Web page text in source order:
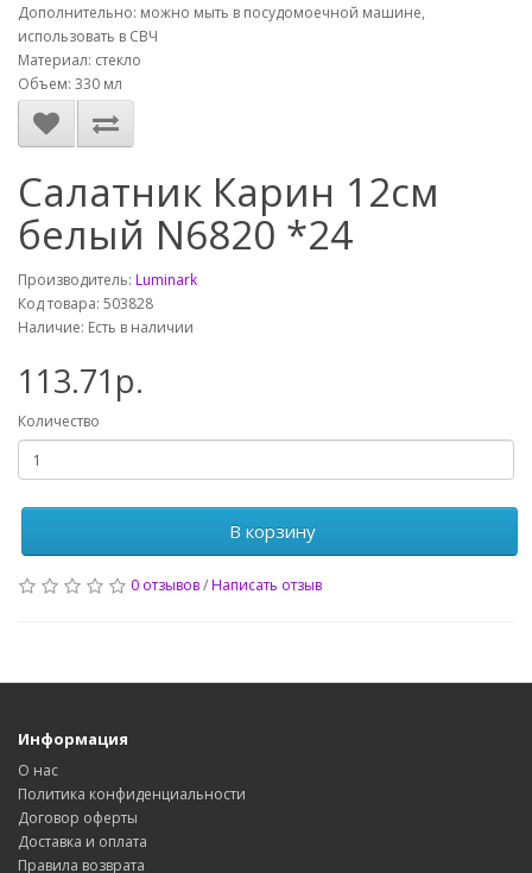
Дополнительно: можно мыть в посудомоечной машине,
использовать в СВЧ
Материал: стекло
Объем: 330 мл
Салатник Карин 12см
белый N6820 *24
Производитель: Luminark
Код товара: 503828
Наличие: Есть в наличии
113.71р.
Количество
В корзину
0 отзывов/Написать отзыв
Информация
О нас
Политика конфиденциальности
Договор оферты
Доставка и оплата
Правила возврата